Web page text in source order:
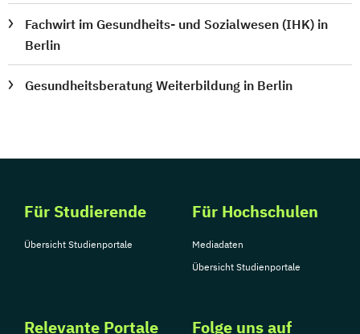
Fachwirt im Gesundheits- und Sozialwesen (IHK) in
Berlin
Gesundheitsberatung Weiterbildung in Berlin
Für Studierende
Übersicht Studienportale
Für Hochschulen
Mediadaten
Übersicht Studienportale
Relevante Portale Folge uns auf